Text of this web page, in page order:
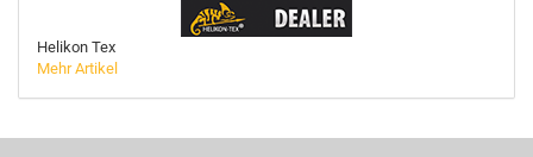
Helikon Tex
Mehr Artikel